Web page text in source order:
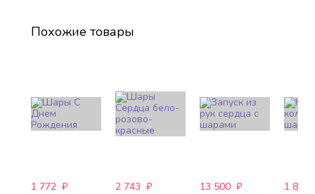
Похожие товары
1 772 ₽
2 743 ₽
13 500 ₽
1 800